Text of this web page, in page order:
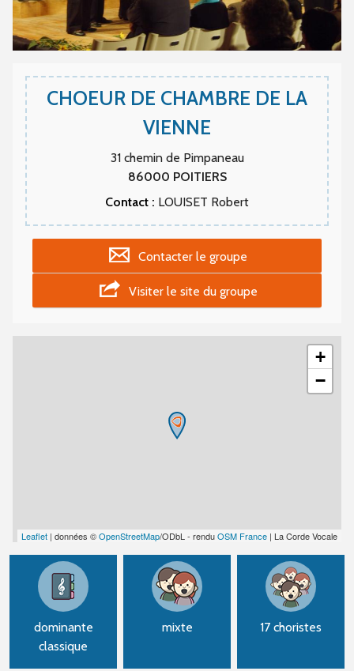
CHOEUR DE CHAMBRE DE LA
VIENNE
31 chemin de Pimpaneau
86000 POITIERS
Contact : LOUISET Robert
Contacter le groupe
Visiter le site du groupe
+
−
Leaflet | données ©OpenStreetMap/ODbL - renduOSM France | La Corde Vocale
dominante
classique
mixte 17 choristes